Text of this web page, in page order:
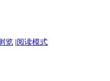
览 |阅读模式